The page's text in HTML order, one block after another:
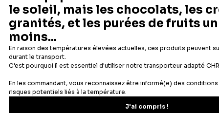
Newsletter
Recevez les recettes, astuces et offres spéciales.